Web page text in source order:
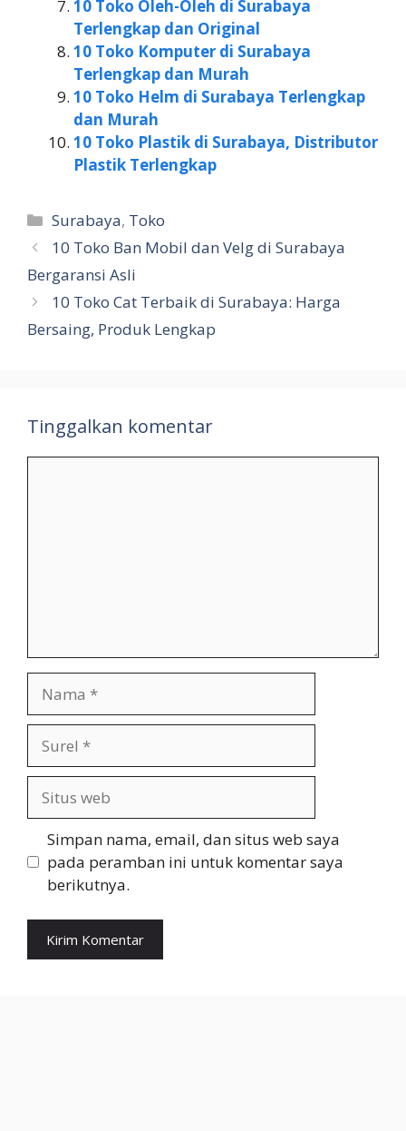
10 Toko Oleh-Oleh di Surabaya
Terlengkap dan Original
10 Toko Komputer di Surabaya
Terlengkap dan Murah
10 Toko Helm di Surabaya Terlengkap
dan Murah
10 Toko Plastik di Surabaya, Distributor
Plastik Terlengkap
Kategori
Surabaya, Toko
10 Toko Ban Mobil dan Velg di Surabaya
Bergaransi Asli
10 Toko Cat Terbaik di Surabaya: Harga
Bersaing, Produk Lengkap
Tinggalkan komentar
web
Simpan nama, email, dan situs web saya
pada peramban ini untuk komentar saya
berikutnya.